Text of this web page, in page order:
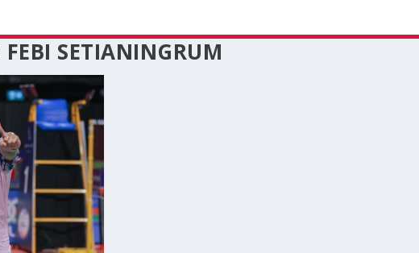
FEBI SETIANINGRUM